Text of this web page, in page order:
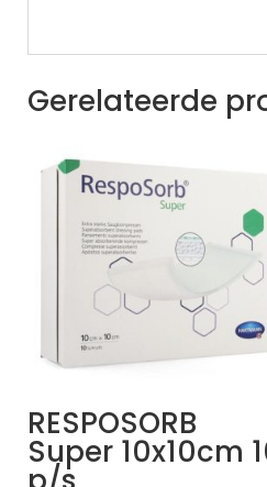
Gerelateerde
RESPOSORB
Super 10x10cm